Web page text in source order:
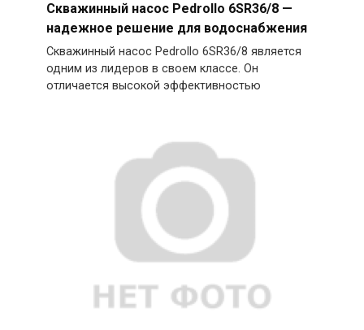
Скважинный насос Pedrollo 6SR36/8 —
надежное решение для водоснабжения
Скважинный насос Pedrollo 6SR36/8 является
одним из лидеров в своем классе. Он
отличается высокой эффективностью